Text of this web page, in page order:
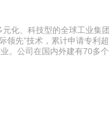
化、科技型的全球工业
领先”技术，累计申请专
。公司在国内外建有70